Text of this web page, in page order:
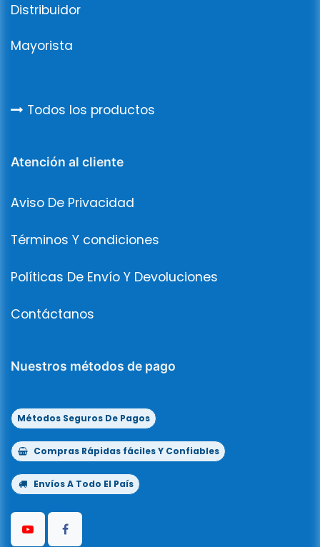
Distribuidor
Mayorista
Todos los productos
Atención al cliente
Aviso De Privacidad
Términos Y condiciones
Políticas De Envío Y Devoluciones
Contáctanos
Nuestros métodos de pago
Métodos Seguros De Pagos
Compras Rápidas fáciles Y Confiables
Envíos A Todo El País